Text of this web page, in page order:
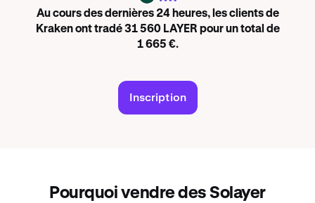
Au cours des dernières 24 heures, les clients de
Kraken ont tradé 31 560 LAYER pour un total de
1 665 €.
Inscription
Pourquoi vendre des Solayer